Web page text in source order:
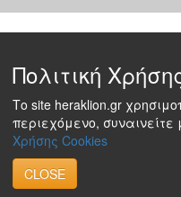
Πολιτική
Το site heraklion.gr
περιεχόμενο, συναινείτε
Χρήσης Cookies
CLOSE